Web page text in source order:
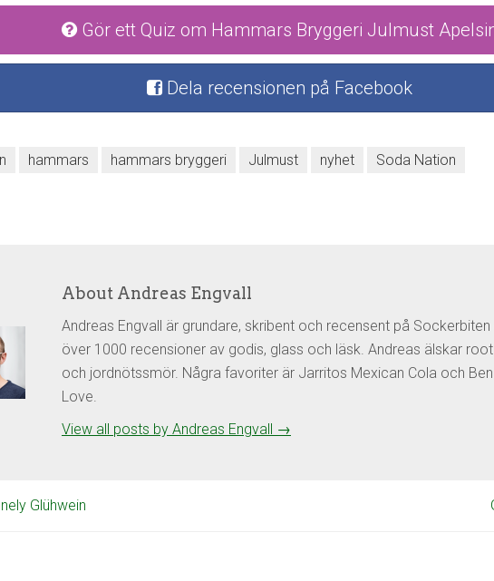
Gör ett Quiz om Hammars Bryggeri Julmust
Dela recensionen på Facebook
hammars hammars bryggeri Julmust nyhet Soda Nation
About Andreas Engvall
Andreas Engvall är grundare, skribent och recensent på
över 1000 recensioner av godis, glass och läsk. Andreas älskar
och jordnötssmör. Några favoriter är Jarritos Mexican Cola och Ben
Love.
View all posts by Andreas Engvall →
Glühwein